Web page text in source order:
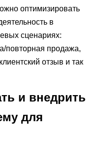
оптимизировать
в
сценариях:
повторная продажа,
отзыв и так
и внедрить
для